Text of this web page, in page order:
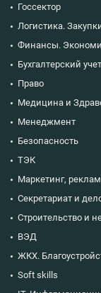
Госсектор
Логистика.
Финансы.
Бухгалтерский
Право
Медицина и
Менеджмент
Безопасность
ТЭК
Маркетинг,
Секретариат и
Строительство и
ВЭД
ЖКХ.
Soft skills